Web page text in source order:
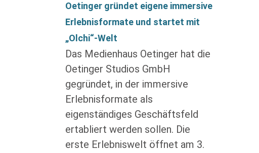
Oetinger gründet eigene immersive
Erlebnisformate und startet mit
„Olchi“-Welt
Das Medienhaus Oetinger hat die
Oetinger Studios GmbH
gegründet, in der immersive
Erlebnisformate als
eigenständiges Geschäftsfeld
ertabliert werden sollen. Die
erste Erlebniswelt öffnet am 3.